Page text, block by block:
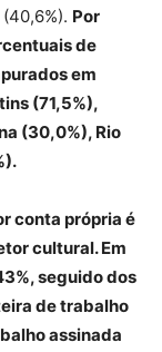
Por
de
em
(71,5%),
(30,0%), Rio
conta própria é
cultural. Em
seguido dos
de trabalho
assinada